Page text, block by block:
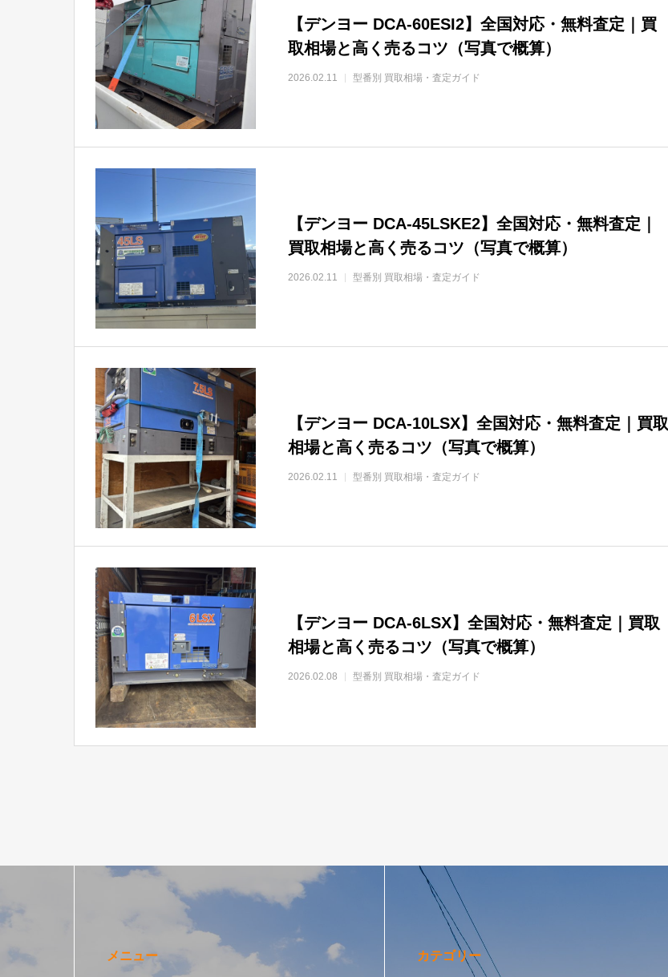
【デンヨー DCA-60ESI2】全国対応・無料査定｜買
取相場と高く売るコツ（写真で概算）
2026.02.11 型番別 買取相場・査定ガイド
【デンヨー DCA-45LSKE2】全国対応・無料査定｜
買取相場と高く売るコツ（写真で概算）
2026.02.11 型番別 買取相場・査定ガイド
【デンヨー DCA-10LSX】全国対応・無料査定｜買取
相場と高く売るコツ（写真で概算）
2026.02.11 型番別 買取相場・査定ガイド
【デンヨー DCA-6LSX】全国対応・無料査定｜買取
相場と高く売るコツ（写真で概算）
2026.02.08 型番別 買取相場・査定ガイド
メニュー カテゴリー